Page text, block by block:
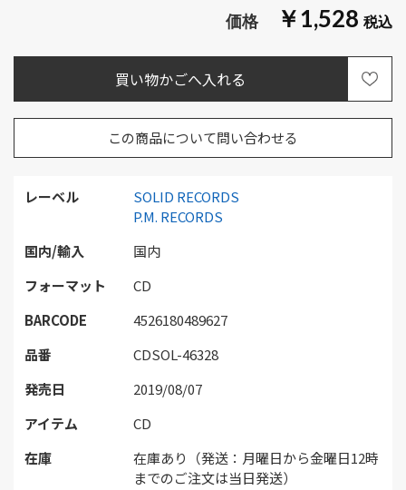
￥1,528
レーベル
SOLID RECORDS
P.M. RECORDS
国内/輸入
国内
フォーマット
CD
BARCODE
4526180489627
品番
CDSOL-46328
発売日
2019/08/07
アイテム
CD
在庫
在庫あり（発送：月曜日から金曜日12時
までのご注文は当日発送）
この商品について問い合わせる